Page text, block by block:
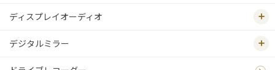
ディスプレイオーディオ
デジタルミラー